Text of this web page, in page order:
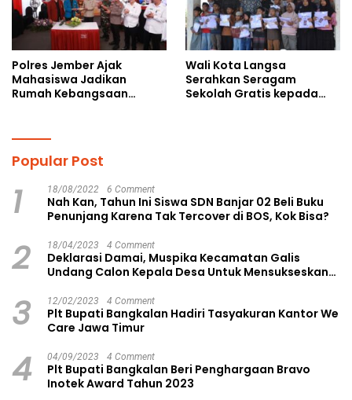
Polres Jember Ajak
Mahasiswa Jadikan
Rumah Kebangsaan
Wali Kota Langsa
Serahkan Seragam
Sekolah Gratis kepada
Popular Post
1 18/08/2022 6 Comment
Nah Kan, Tahun Ini Siswa SDN Banjar 02 Beli Buku
Penunjang Karena Tak Tercover di BOS, Kok Bisa?
2 18/04/2023 4 Comment
Deklarasi Damai, Muspika Kecamatan Galis
Undang Calon Kepala Desa Untuk Mensukseskan
3 12/02/2023 4 Comment
Plt Bupati Bangkalan Hadiri Tasyakuran Kantor We
Care Jawa Timur
4 04/09/2023 4 Comment
Plt Bupati Bangkalan Beri Penghargaan Bravo
Inotek Award Tahun 2023